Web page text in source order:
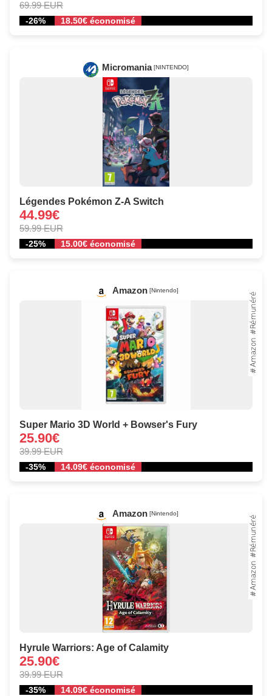
69.99 EUR
-26% 18.50€ économisé
Micromania [NINTENDO]
Légendes Pokémon Z-A Switch
44.99€
59.99 EUR
-25% 15.00€ économisé
Amazon [Nintendo]
Super Mario 3D World + Bowser's Fury
25.90€
39.99 EUR
-35% 14.09€ économisé
Amazon [Nintendo]
Hyrule Warriors: Age of Calamity
25.90€
39.99 EUR
-35% 14.09€ économisé